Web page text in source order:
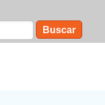
Buscar